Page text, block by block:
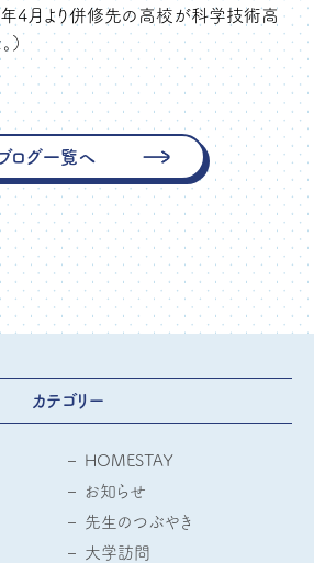
4月より併修先の高校が科学技術高
）
ブログ一覧へ
カテゴリー
HOMESTAY
お知らせ
先生のつぶやき
大学訪問